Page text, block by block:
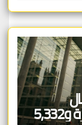
الفلسطينيين — 89% قبول لغزة و5,332